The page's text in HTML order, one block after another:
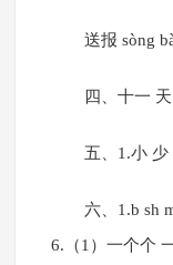
送报 sòng
四、十一
五、1.小 少
六、1.b sh
6.（1）一个个